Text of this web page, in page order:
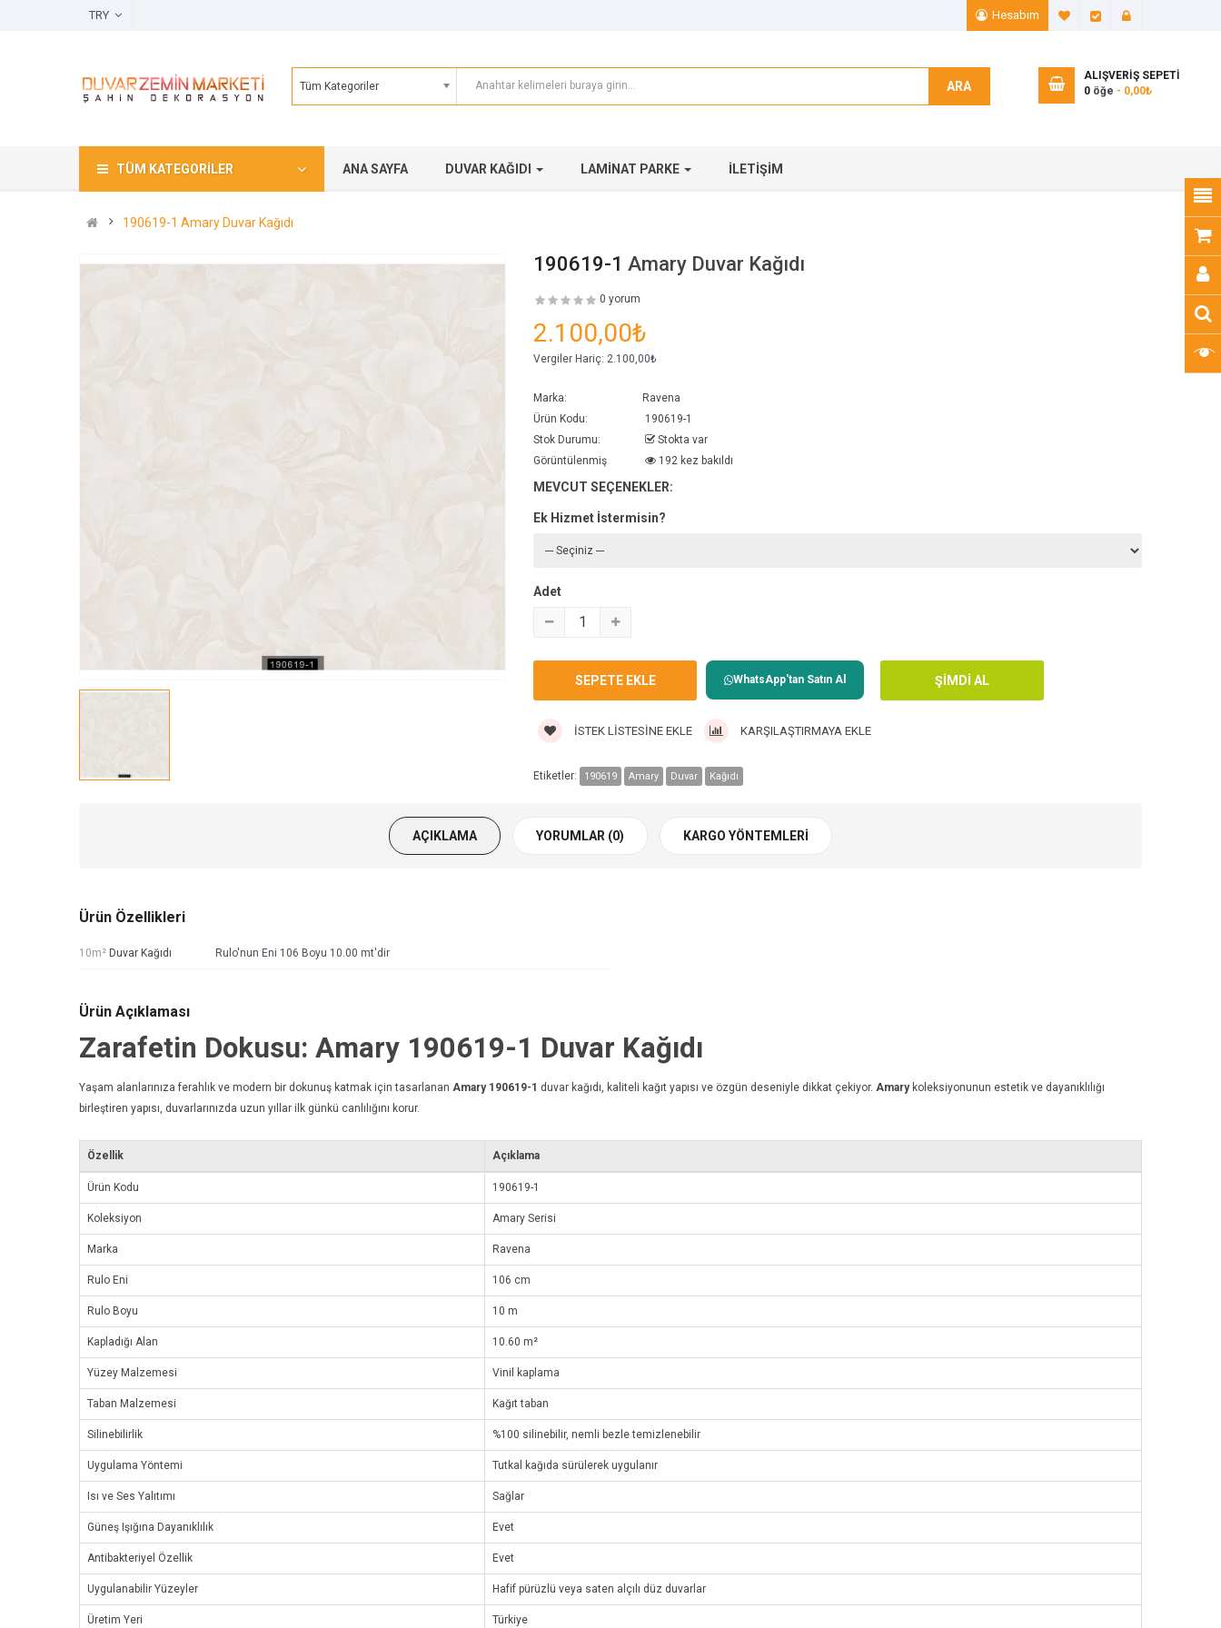
Hesabım A. Listem (0)
Ödeme
Tüm Kategoriler ARA
ALIŞVERIŞ SEPETI
0 öğe - 0,00₺
TÜM KATEGORILER ANA SAYFA DUVAR KAĞIDI LAMINAT PARKE İLETIŞIM
190619-1 Amary Duvar Kağıdı
190619-1 Amary Duvar Kağıdı
0 yorum
2.100,00₺
Vergiler Hariç: 2.100,00₺
Marka:
Ravena
Ürün Kodu:
190619-1
Stok Durumu:
Stokta var
Görüntülenmiş
192 kez bakıldı
MEVCUT SEÇENEKLER:
Ek Hizmet İstermisin?
Adet
WhatsApp'tan Satın Al
İSTEK LISTESINE EKLE KARŞILAŞTIRMAYA EKLE
Etiketler: 190619 Amary Duvar Kağıdı
AÇIKLAMA YORUMLAR (0) KARGO YÖNTEMLERI
Ürün Özellikleri
10m² Duvar Kağıdı Rulo'nun Eni 106 Boyu 10.00 mt'dir
Ürün Açıklaması
Zarafetin Dokusu: Amary 190619-1 Duvar Kağıdı
Yaşam alanlarınıza ferahlık ve modern bir dokunuş katmak için tasarlanan Amary 190619-1 duvar kağıdı, kaliteli kağıt yapısı ve özgün deseniyle dikkat çekiyor. Amarykoleksiyonunun estetik ve dayanıklılığı
birleştiren yapısı, duvarlarınızda uzun yıllar ilk günkü canlılığını korur.
Özellik Açıklama
Ürün Kodu 190619-1
Koleksiyon Amary Serisi
Marka Ravena
Rulo Eni 106 cm
Rulo Boyu 10 m
Kapladığı Alan 10.60 m²
Yüzey Malzemesi Vinil kaplama
Taban Malzemesi Kağıt taban
Silinebilirlik %100 silinebilir, nemli bezle temizlenebilir
Uygulama Yöntemi Tutkal kağıda sürülerek uygulanır
Isı ve Ses Yalıtımı Sağlar
Güneş Işığına Dayanıklılık Evet
Antibakteriyel Özellik Evet
Uygulanabilir Yüzeyler Hafif pürüzlü veya saten alçılı düz duvarlar
Üretim Yeri Türkiye